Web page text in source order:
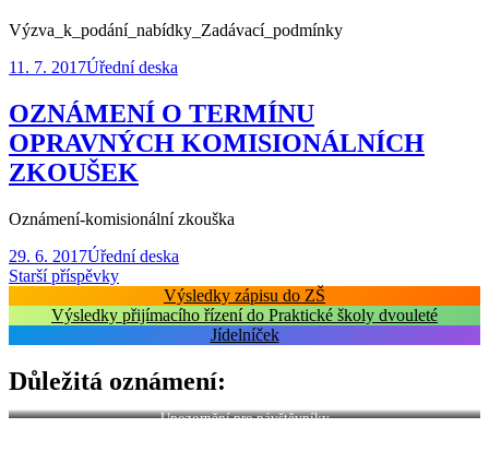
Výzva_k_podání_nabídky_Zadávací_podmínky
11. 7. 2017Úřední deska
OZNÁMENÍ O TERMÍNU
OPRAVNÝCH KOMISIONÁLNÍCH
ZKOUŠEK
Oznámení-komisionální zkouška
29. 6. 2017Úřední deska
Navigace
pro
příspěvky
Starší příspěvky
Výsledky zápisu do ZŠ
Výsledky přijímacího řízení do Praktické školy dvouleté
Jídelníček
Důležitá oznámení:
Upozornění pro návštěvníky